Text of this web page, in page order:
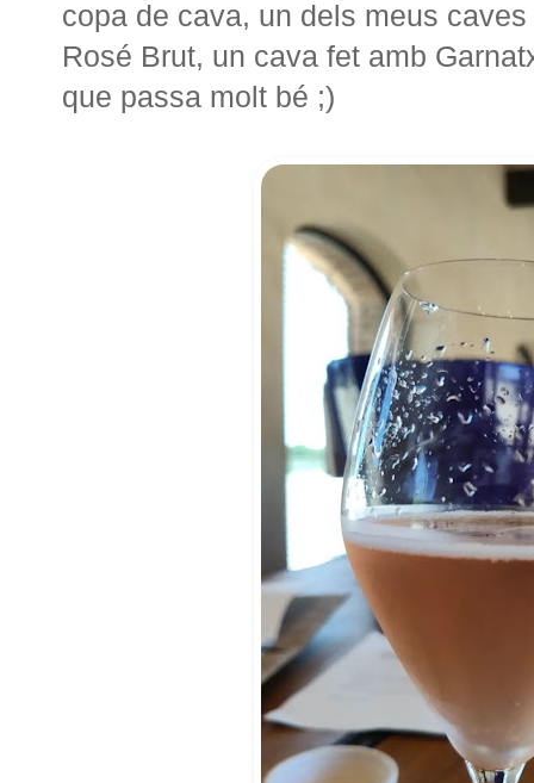
copa de cava, un dels meus
Rosé Brut, un cava fet amb
que passa molt bé ;)